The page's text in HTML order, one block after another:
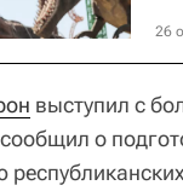
26
выступил с
о